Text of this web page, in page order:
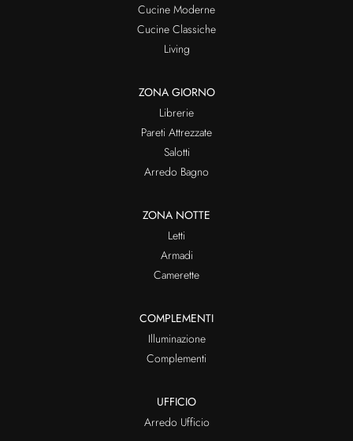
Cucine Moderne
Cucine Classiche
Living
ZONA GIORNO
Librerie
Pareti Attrezzate
Salotti
Arredo Bagno
ZONA NOTTE
Letti
Armadi
Camerette
COMPLEMENTI
Illuminazione
Complementi
UFFICIO
Arredo Ufficio